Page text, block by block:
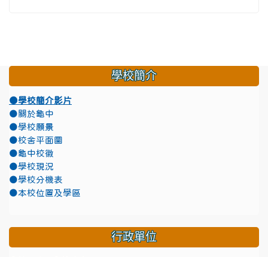
學校簡介
●學校簡介影片
●關於龜中
●學校願景
●校舍平面圖
●龜中校徽
●學校現況
●學校分機表
●本校位置及學區
行政單位